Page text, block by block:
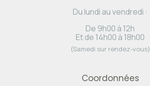
Du lundi au vendredi :
De 9h00 à 12h
Et de 14h00 à 18h00
(Samedi sur rendez-vous)
Coordonnées